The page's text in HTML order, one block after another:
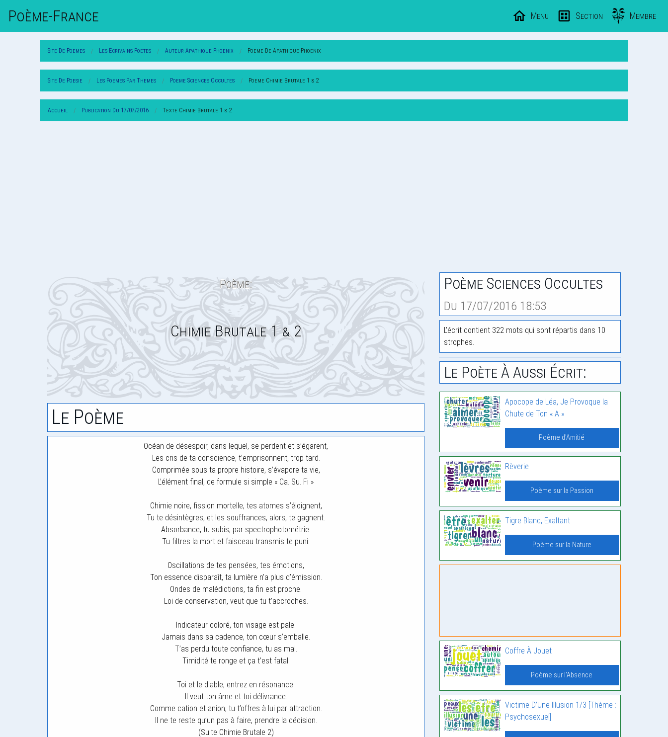
Poème-FrAnce Menu Section Membre
Site De Poemes Les Ecrivains Poetes Auteur Apathique Phoenix Poeme De Apathique Phoenix
Site De Poesie Les Poemes Par Themes Poeme Sciences Occultes Poeme Chimie Brutale 1 & 2
Accueil Publication Du 17/07/2016 Texte Chimie Brutale 1 & 2
Poème:
Chimie Brutale 1 & 2
Le Poème
Océan de désespoir, dans lequel, se perdent et s’égarent,
Les cris de ta conscience, t’emprisonnent, trop tard.
Comprimée sous ta propre histoire, s’évapore ta vie,
L’élément final, de formule si simple « Ca. Su. Fi »
Chimie noire, fission mortelle, tes atomes s’éloignent,
Tu te désintègres, et les souffrances, alors, te gagnent.
Absorbance, tu subis, par spectrophotométrie.
Tu filtres la mort et faisceau transmis te puni.
Oscillations de tes pensées, tes émotions,
Ton essence disparaît, ta lumière n’a plus d’émission.
Ondes de malédictions, ta fin est proche.
Loi de conservation, veut que tu t’accroches.
Indicateur coloré, ton visage est pale.
Jamais dans sa cadence, ton cœur s’emballe.
T’as perdu toute confiance, tu as mal.
Timidité te ronge et ça t’est fatal.
Toi et le diable, entrez en résonance.
Il veut ton âme et toi délivrance.
Comme cation et anion, tu t’offres à lui par attraction.
Il ne te reste qu’un pas à faire, prendre la décision.
(Suite Chimie Brutale 2)
Poème Sciences Occultes
Du 17/07/2016 18:53
L'écrit contient 322 mots qui sont répartis dans 10
strophes.
Le Poète À Aussi Écrit:
Apocope de Léa, Je Provoque la
Chute de Ton « A »
Poème d'Amitié
Rèverie
Poème sur la Passion
Tigre Blanc, Exaltant
Poème sur la Nature
Coffre À Jouet
Poème sur l'Absence
Victime D’Une Illusion 1/3 [Thème :
Psychosexuel]